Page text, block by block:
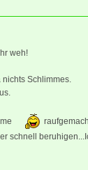
weh!
Schlimmes.
schnell